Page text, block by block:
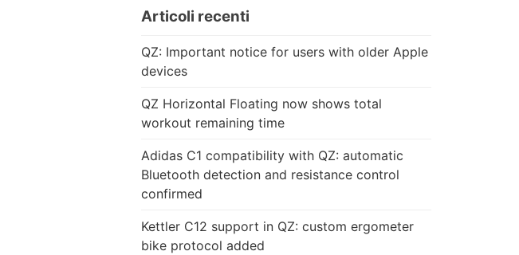
Articoli recenti
QZ: Important notice for users with older Apple
devices
QZ Horizontal Floating now shows total
workout remaining time
Adidas C1 compatibility with QZ: automatic
Bluetooth detection and resistance control
confirmed
Kettler C12 support in QZ: custom ergometer
bike protocol added